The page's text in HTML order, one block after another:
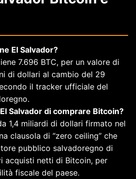
El Salvador?
7.696 BTC, per un valore di
di dollari al cambio del 29
il tracker ufficiale del
Salvador di comprare Bitcoin?
1,4 miliardi di dollari firmato nel
clausola di “zero ceiling” che
pubblico salvadoregno di
acquisti netti di Bitcoin, per
fiscale del paese.